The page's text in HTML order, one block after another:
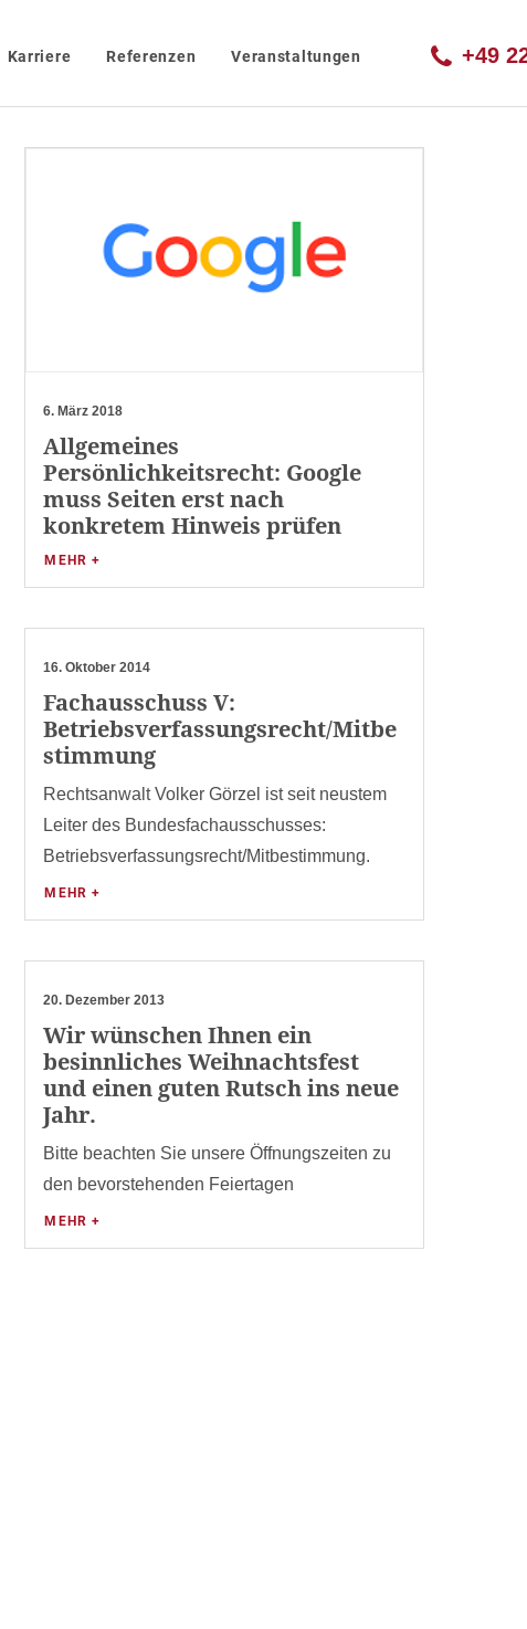
Karriere Referenzen Veranstaltungen +49
6. März 2018
Allgemeines
Persönlichkeitsrecht: Google
muss Seiten erst nach
konkretem Hinweis prüfen
MEHR +
16. Oktober 2014
Fachausschuss V:
Betriebsverfassungsrecht/Mitbe
stimmung
Rechtsanwalt Volker Görzel ist seit neustem
Leiter des Bundesfachausschusses:
Betriebsverfassungsrecht/Mitbestimmung.
MEHR +
20. Dezember 2013
Wir wünschen Ihnen ein
besinnliches Weihnachtsfest
und einen guten Rutsch ins neue
Jahr.
Bitte beachten Sie unsere Öffnungszeiten zu
den bevorstehenden Feiertagen
MEHR +